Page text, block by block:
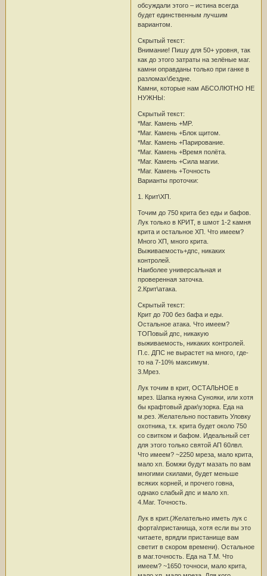
обсуждали этого – истина всегда
будет единственным лучшим
вариантом.
Скрытый текст:
Внимание! Пишу для 50+ уровня, так
как до этого затраты на зелёные маг.
камни оправданы только при ганке в
разломах\бездне.
Камни, которые нам АБСОЛЮТНО НЕ
НУЖНЫ:
Скрытый текст:
*Маг. Камень +MP.
*Маг. Камень +Блок щитом.
*Маг. Камень +Парирование.
*Маг. Камень +Время полёта.
*Маг. Камень +Сила магии.
*Маг. Камень +Точность
Варианты проточки:
1. Крит\ХП.
Точим до 750 крита без еды и бафов.
Лук только в КРИТ, в шмот 1-2 камня
крита и остальное ХП. Что имеем?
Много ХП, много крита.
Выживаемость+дпс, никаких
контролей.
Наиболее универсальная и
проверенная заточка.
2.Крит\атака.
Скрытый текст:
Крит до 700 без бафа и еды.
Остальное атака. Что имеем?
ТОПовый дпс, никакую
выживаемость, никаких контролей.
П.с. ДПС не вырастет на много, где-
то на 7-10% максимум.
3.Мрез.
Лук точим в крит, ОСТАЛЬНОЕ в
мрез. Шапка нужна Сунояки, или хотя
бы крафтовый драк\узорка. Еда на
м.рез. Желательно поставить Уловку
охотника, т.к. крита будет около 750
со свитком и бафом. Идеальный сет
для этого только святой АП 60лвл.
Что имеем? ~2250 мреза, мало крита,
мало хп. Бомжи будут мазать по вам
многими скилами, будет меньше
всяких корней, и прочего говна,
однако слабый дпс и мало хп.
4.Маг. Точность.
Лук в крит.(Желательно иметь лук с
форта\пристанища, хотя если вы это
читаете, врядли пристанище вам
светит в скором времени). Остальное
в маг.точность. Еда на Т.М. Что
имеем? ~1650 точноси, мало крита,